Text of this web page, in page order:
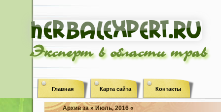
Эксперт в области трав
Главная Карта сайта Контакты
Архив за » Июль, 2016 «